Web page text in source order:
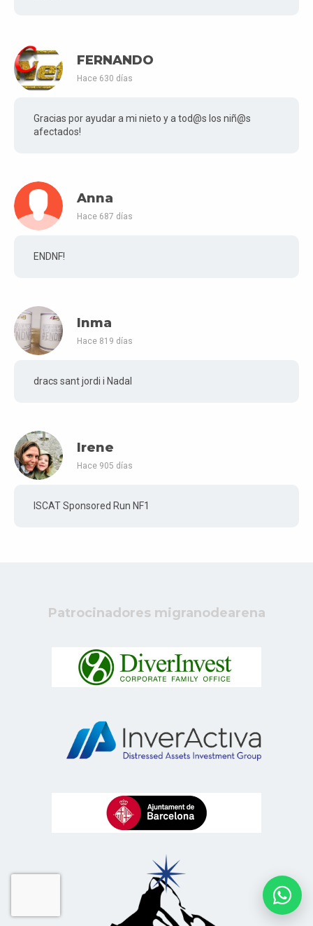
FERNANDO
Hace 630 días
Gracias por ayudar a mi nieto y a tod@s los niñ@s
afectados!
Anna
Hace 687 días
ENDNF!
Inma
Hace 819 días
dracs sant jordi i Nadal
Irene
Hace 905 días
ISCAT Sponsored Run NF1
Patrocinadores migranodearena